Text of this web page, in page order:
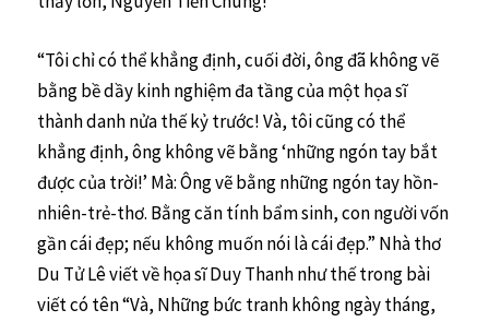
“Tôi chỉ có thể khẳng định, cuối đời, ông đã không vẽ
bằng bề dầy kinh nghiệm đa tầng của một họa sĩ
thành danh nửa thế kỷ trước! Và, tôi cũng có thể
khẳng định, ông không vẽ bằng ‘những ngón tay bắt
được của trời!’ Mà: Ông vẽ bằng những ngón tay hồn-
nhiên-trẻ-thơ. Bằng căn tính bẩm sinh, con người vốn
gần cái đẹp; nếu không muốn nói là cái đẹp.” Nhà thơ
Du Tử Lê viết về họa sĩ Duy Thanh như thế trong bài
viết có tên “Và, Những bức tranh không ngày tháng,